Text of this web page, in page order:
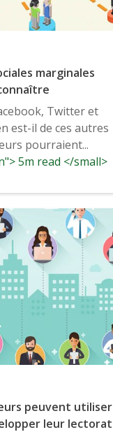
marginales
Twitter et
est-il de ces autres
pourraient...
5m read </small>
peuvent utiliser
leur lectorat